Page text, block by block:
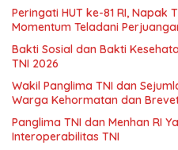
Peringati HUT ke-81 RI, Napak
Momentum Teladani
Bakti Sosial dan Bakti
TNI 2026
Wakil Panglima TNI dan
Warga Kehormatan dan
Panglima TNI dan Menhan RI Yakinkan Kesiapan
Interoperabilitas TNI